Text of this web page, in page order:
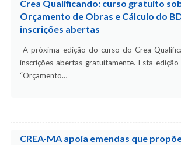
Crea Qualificando: curso gratuito
Orçamento de Obras e Cálculo do
inscrições abertas
A próxima edição do curso do Crea
inscrições abertas gratuitamente. Esta
“Orçamento…
CREA-MA apoia emendas que